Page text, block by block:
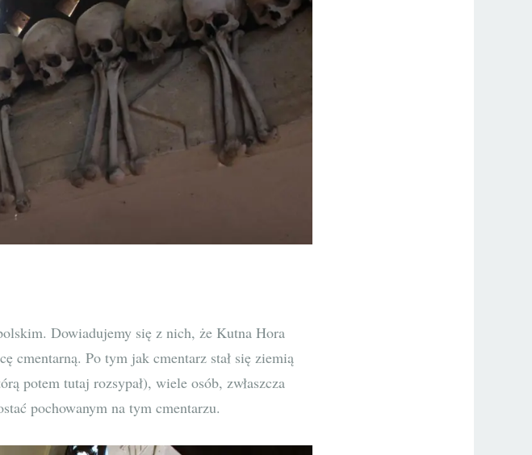
Dowiadujemy się z nich, że Kutna Hora
cmentarną. Po tym jak cmentarz stał się ziemią
potem tutaj rozsypał), wiele osób, zwłaszcza
pochowanym na tym cmentarzu.